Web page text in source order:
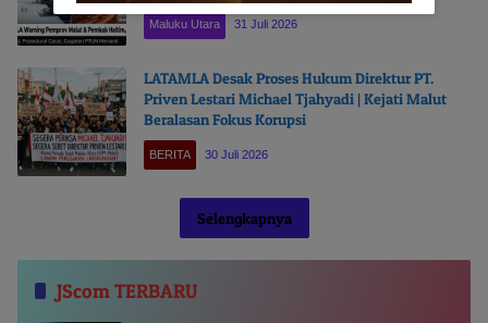
Maluku Utara 31 Juli 2026
LATAMLA Desak Proses Hukum Direktur PT.
Priven Lestari Michael Tjahyadi | Kejati Malut
Beralasan Fokus Korupsi
BERITA 30 Juli 2026
Selengkapnya
JScom TERBARU